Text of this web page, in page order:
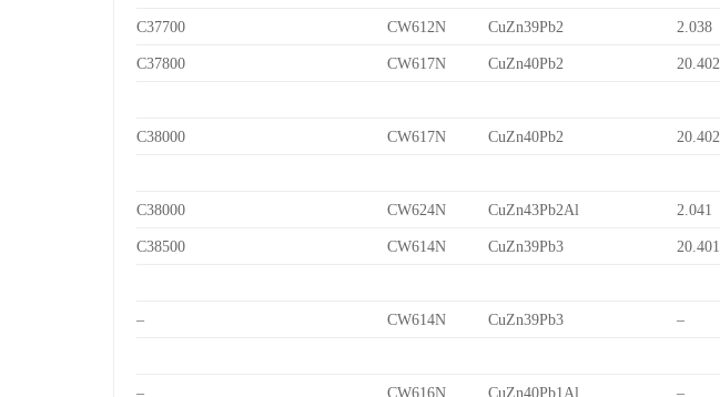
C37700 CW612N CuZn39Pb2 2.038
C37800 CW617N CuZn40Pb2 20.402
C38000 CW617N CuZn40Pb2 20.402
C38000 CW624N CuZn43Pb2Al 2.041
C38500 CW614N CuZn39Pb3 20.401
– CW614N CuZn39Pb3 –
– CW616N CuZn40Pb1Al –